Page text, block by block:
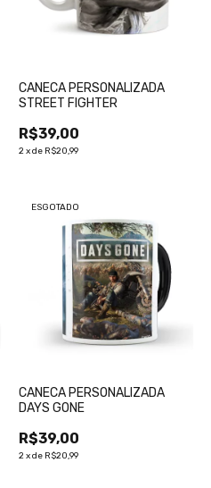
CANECA PERSONALIZADA
STREET FIGHTER
R$39,00
2xde R$20,99
ESGOTADO
CANECA PERSONALIZADA
DAYS GONE
R$39,00
2xde R$20,99